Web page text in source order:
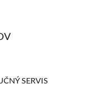
SERVIS